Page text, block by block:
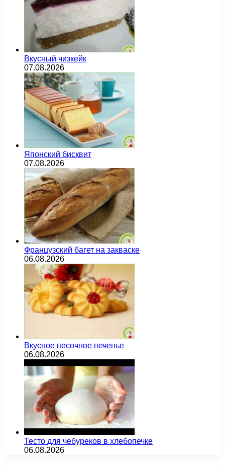
Вкусный чизкейк
07.08.2026
Японский бисквит
07.08.2026
Французский багет на закваске
06.08.2026
Вкусное песочное печенье
06.08.2026
Тесто для чебуреков в хлебопечке
06.08.2026